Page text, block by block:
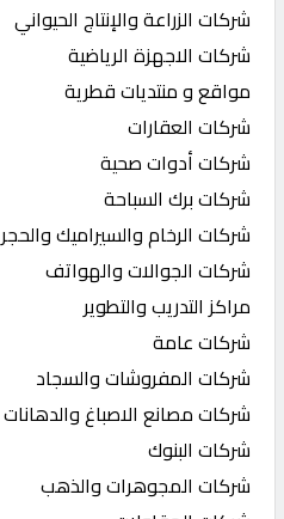
الدليل
القطري
POWERED
QHOST
شركات الزراعة والإنتاج الحيواني
شركات الاجهزة الرياضية
مواقع و منتديات قطرية
شركات العقارات
شركات أدوات صحية
شركات برك السباحة
شركات الرخام والسيراميك والحجر
شركات الجوالات والهواتف
مراكز التدريب والتطوير
شركات عامة
شركات المفروشات والسجاد
شركات مصانع الاصباغ والدهانات
شركات البنوك
شركات المجوهرات والذهب